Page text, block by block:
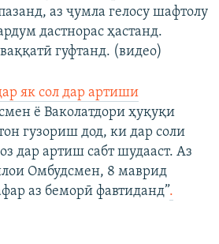
аз ҷумла гелосу шафтолу
дастнорас ҳастанд.
гуфтанд. (видео)
як сол дар артиши
ё Ваколатдори ҳуқуқи
гузориш дод, ки дар соли
дар артиш сабт шудааст. Аз
Омбудсмен, 8 маврид
аз беморӣ фавтиданд”.